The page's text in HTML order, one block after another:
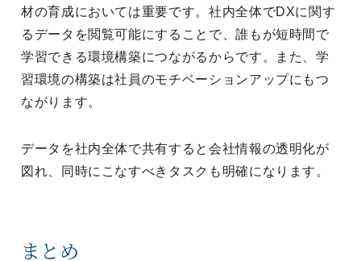
材の育成においては重要です。社内全体でDXに関す
るデータを閲覧可能にすることで、誰もが短時間で
学習できる環境構築につながるからです。また、学
習環境の構築は社員のモチベーションアップにもつ
ながります。
データを社内全体で共有すると会社情報の透明化が
図れ、同時にこなすべきタスクも明確になります。
まとめ